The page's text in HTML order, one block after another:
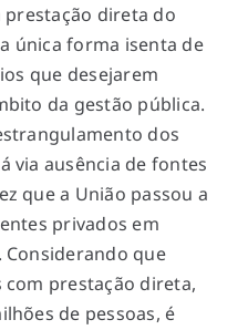
prestação direta do
única forma isenta de
que desejarem
da gestão pública.
dos
via ausência de fontes
que a União passou a
privados em
que
com prestação direta,
de pessoas, é